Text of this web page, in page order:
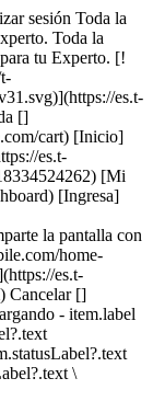
sesión Toda la
Toda la
tu Experto. [!
es.t-
[]
cart) [Inicio]
es.t-
[Mi
[Ingresa]
la pantalla con
home-
es.t-
Cancelar []
- item.label
\